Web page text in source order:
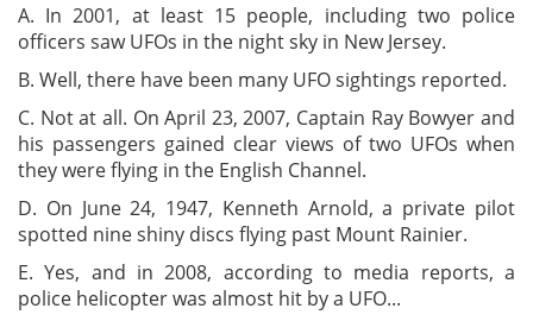
A. In 2001, at least 15 people, including two police
officers saw UFOs in the night sky in New Jersey.
B. Well, there have been many UFO sightings reported.
C. Not at all. On April 23, 2007, Captain Ray Bowyer and
his passengers gained clear views of two UFOs when
they were flying in the English Channel.
D. On June 24, 1947, Kenneth Arnold, a private pilot
spotted nine shiny discs flying past Mount Rainier.
E. Yes, and in 2008, according to media reports, a
police helicopter was almost hit by a UFO...